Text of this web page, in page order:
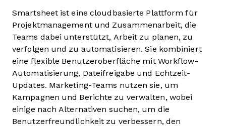
Smartsheet ist eine cloudbasierte Plattform für
Projektmanagement und Zusammenarbeit, die
Teams dabei unterstützt, Arbeit zu planen, zu
verfolgen und zu automatisieren. Sie kombiniert
eine flexible Benutzeroberfläche mit Workflow-
Automatisierung, Dateifreigabe und Echtzeit-
Updates. Marketing-Teams nutzen sie, um
Kampagnen und Berichte zu verwalten, wobei
einige nach Alternativen suchen, um die
Benutzerfreundlichkeit zu verbessern, den